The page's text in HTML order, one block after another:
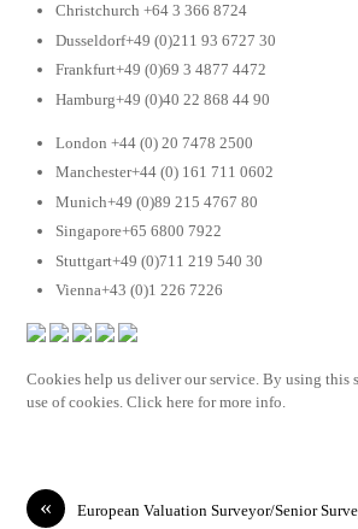
Christchurch +64 3 366 8724
Dusseldorf+49 (0)211 93 6727 30
Frankfurt+49 (0)69 3 4877 4472
Hamburg+49 (0)40 22 868 44 90
London +44 (0) 20 7478 2500
Manchester+44 (0) 161 711 0602
Munich+49 (0)89 215 4767 80
Singapore+65 6800 7922
Stuttgart+49 (0)711 219 540 30
Vienna+43 (0)1 226 7226
Cookies help us deliver our service. By using this
use of cookies. Click here for more info.
« European Valuation Surveyor/Senior